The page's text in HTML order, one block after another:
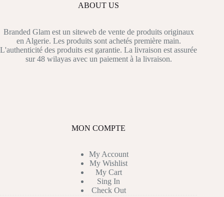
ABOUT US
Branded Glam est un siteweb de vente de produits originaux
en Algerie. Les produits sont achetés première main.
L'authenticité des produits est garantie. La livraison est assurée
sur 48 wilayas avec un paiement à la livraison.
MON COMPTE
My Account
My Wishlist
My Cart
Sing In
Check Out